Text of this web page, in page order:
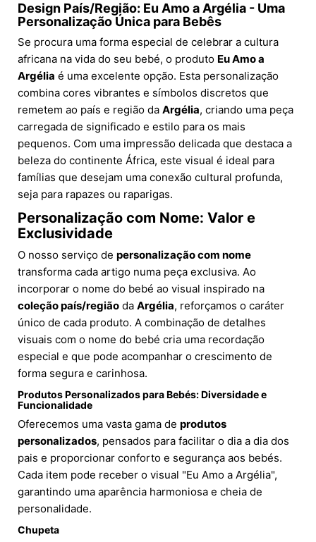
Design País/Região: Eu Amo a Argélia - Uma
Personalização Única para Bebês
Se procura uma forma especial de celebrar a cultura
africana na vida do seu bebé, o produto Eu Amo a
Argélia é uma excelente opção. Esta personalização
combina cores vibrantes e símbolos discretos que
remetem ao país e região da Argélia, criando uma peça
carregada de significado e estilo para os mais
pequenos. Com uma impressão delicada que destaca a
beleza do continente África, este visual é ideal para
famílias que desejam uma conexão cultural profunda,
seja para rapazes ou raparigas.
Personalização com Nome: Valor e
Exclusividade
O nosso serviço de personalização com nome
transforma cada artigo numa peça exclusiva. Ao
incorporar o nome do bebé ao visual inspirado na
coleção país/região da Argélia, reforçamos o caráter
único de cada produto. A combinação de detalhes
visuais com o nome do bebé cria uma recordação
especial e que pode acompanhar o crescimento de
forma segura e carinhosa.
Produtos Personalizados para Bebés: Diversidade e
Funcionalidade
Oferecemos uma vasta gama de produtos
personalizados, pensados para facilitar o dia a dia dos
pais e proporcionar conforto e segurança aos bebés.
Cada item pode receber o visual "Eu Amo a Argélia",
garantindo uma aparência harmoniosa e cheia de
personalidade.
Chupeta